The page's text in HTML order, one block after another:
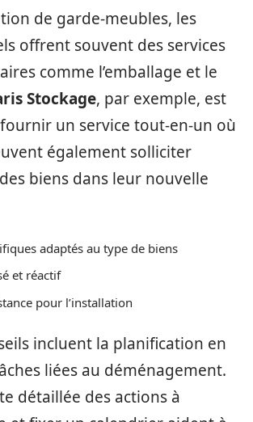
de garde-meubles, les
offrent souvent des services
comme l’emballage et le
Stockage, par exemple, est
un service tout-en-un où
également solliciter
biens dans leur nouvelle
adaptés au type de biens
et réactif
pour l’installation
incluent la planification en
liées au déménagement.
détaillée des actions à